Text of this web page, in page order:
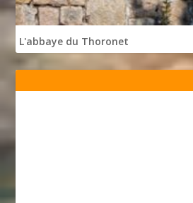
L'abbaye du Thoronet